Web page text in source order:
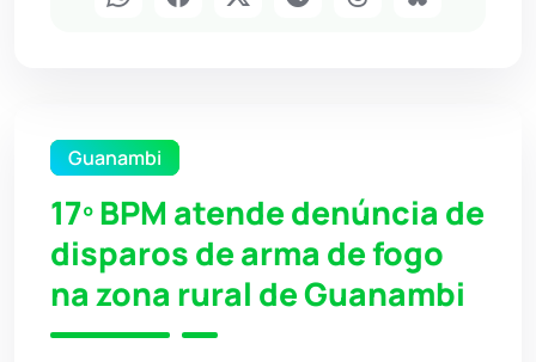
Guanambi
17º BPM atende denúncia de
disparos de arma de fogo
na zona rural de Guanambi